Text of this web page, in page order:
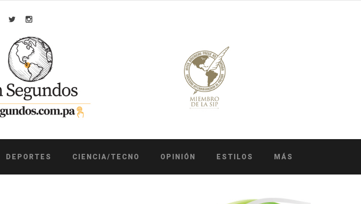
Facebook
TwitterInstagram
DEPORTES CIENCIA/TECNO OPINIÓN ESTILOS MÁS